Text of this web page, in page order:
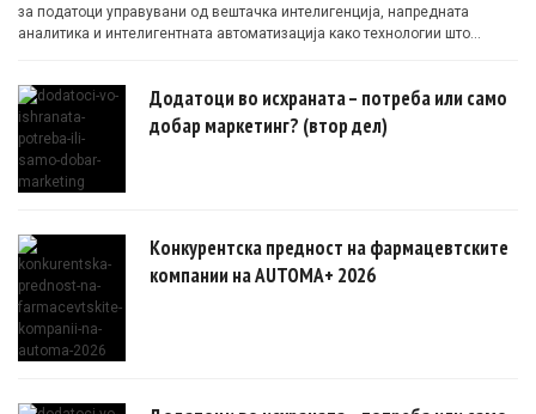
за податоци управувани од вештачка интелигенција, напредната
аналитика и интелигентната автоматизација како технологии што
Додатоци во исхраната – потреба или само
добар маркетинг? (втор дел)
Конкурентска предност на фармацевтските
компании на AUTOMA+ 2026